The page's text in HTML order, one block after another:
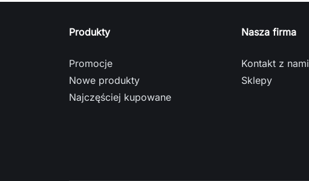
Produkty
Promocje
Nowe produkty
Najczęściej kupowane
Nasza firma
Kontakt z nami
Sklepy